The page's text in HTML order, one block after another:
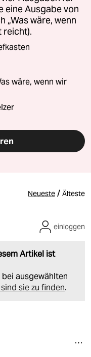
eine Ausgabe von
„Was wäre, wenn
reicht).
wäre, wenn wir
Neueste / Älteste
Artikel ist
ausgewählten
sie zu finden.
einloggen